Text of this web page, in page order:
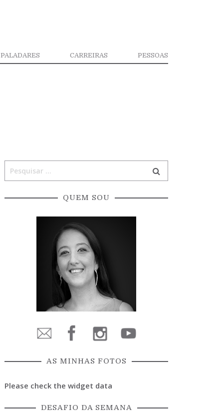
PALADARES CARREIRAS PESSOAS
QUEM SOU
AS MINHAS FOTOS
Please check the widget data
DESAFIO DA SEMANA